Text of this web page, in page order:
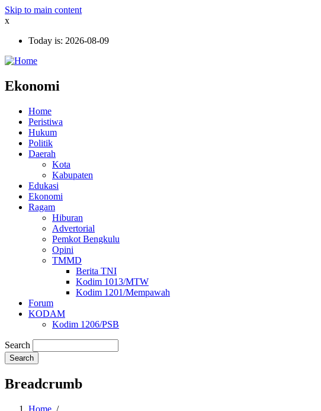
Skip to main content
x
Today is: 2026-08-09
Ekonomi
Home
Peristiwa
Hukum
Politik
Daerah
Kota
Kabupaten
Edukasi
Ekonomi
Ragam
Hiburan
Advertorial
Pemkot Bengkulu
Opini
TMMD
Berita TNI
Kodim 1013/MTW
Kodim 1201/Mempawah
Forum
KODAM
Kodim 1206/PSB
Search
Breadcrumb
Home /